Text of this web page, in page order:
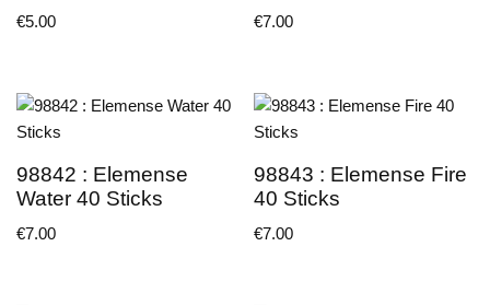
€5.00 €7.00
98842 : Elemense
Water 40 Sticks
€7.00
98843 : Elemense Fire
40 Sticks
€7.00